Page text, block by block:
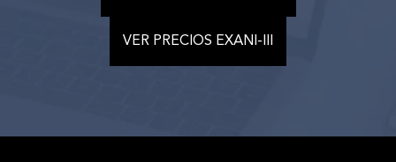
VER PRECIOS EXANI-III